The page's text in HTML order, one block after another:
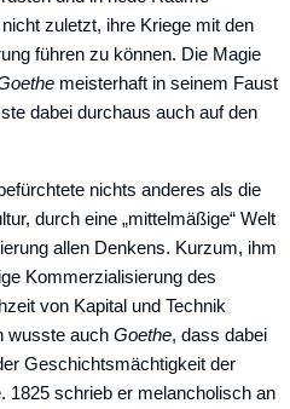
zuletzt, ihre Kriege mit den
führen zu können. Die Magie
meisterhaft in seinem Faust
dabei durchaus auch auf den
nichts anderes als die
durch eine „mittelmäßige“ Welt
allen Denkens. Kurzum, ihm
Kommerzialisierung des
von Kapital und Technik
wusste auch Goethe, dass dabei
Geschichtsmäch­tigkeit der
1825 schrieb er melancholisch an